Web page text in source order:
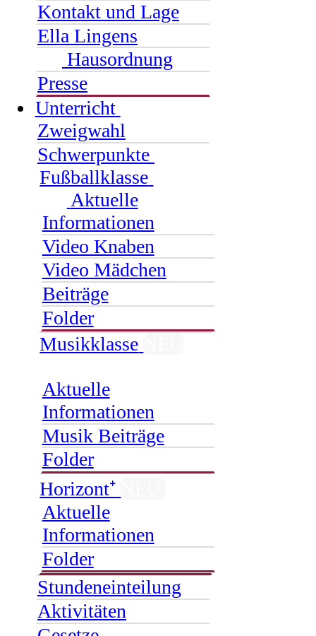
Kontakt und Lage
Ella Lingens
Hausordnung
Presse
Unterricht
Zweigwahl
Schwerpunkte
Fußballklasse
Aktuelle
Informationen
Video Knaben
Video Mädchen
Beiträge
Folder
Musikklasse
Aktuelle
Informationen
Musik Beiträge
Folder
Horizont⁺
Aktuelle
Informationen
Folder
Stundeneinteilung
Aktivitäten